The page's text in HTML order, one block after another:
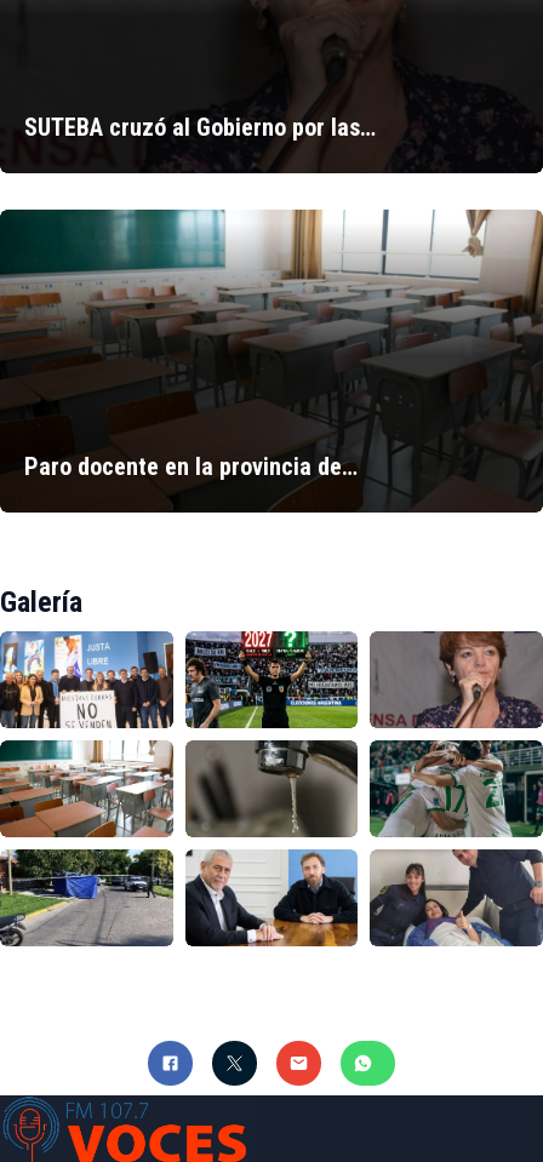
SUTEBA cruzó al Gobierno por las…
Paro docente en la provincia de…
Galería